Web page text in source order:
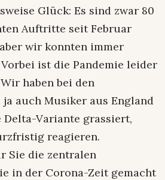
Glück: Es sind zwar 80
Auftritte seit Februar
wir konnten immer
ist die Pandemie leider
haben bei den
ja auch Musiker aus England
Variante grassiert,
reagieren.
Sie die zentralen
in der Corona-Zeit gemacht